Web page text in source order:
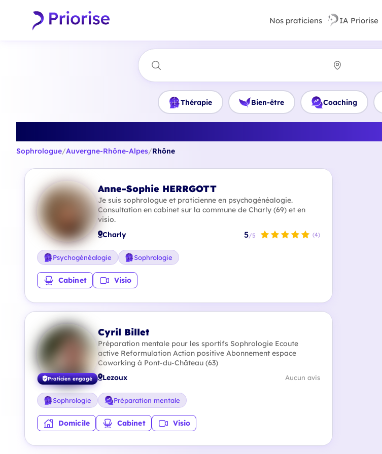
Nos praticiens IA Priorise
Thérapie Bien-être Coaching
Sophrologue/Auvergne-Rhône-Alpes/Rhône
Anne-Sophie HERRGOTT
Je suis sophrologue et praticienne en psychogénéalogie.
Consultation en cabinet sur la commune de Charly (69) et en
visio.
Charly 5/5 (4)
Psychogénéalogie Sophrologie
Cabinet Visio
Praticien engagé
Cyril Billet
Préparation mentale pour les sportifs Sophrologie Ecoute
active Reformulation Action positive Abonnement espace
Coworking à Pont-du-Château (63)
Lezoux Aucun avis
Sophrologie Préparation mentale
Domicile Cabinet Visio